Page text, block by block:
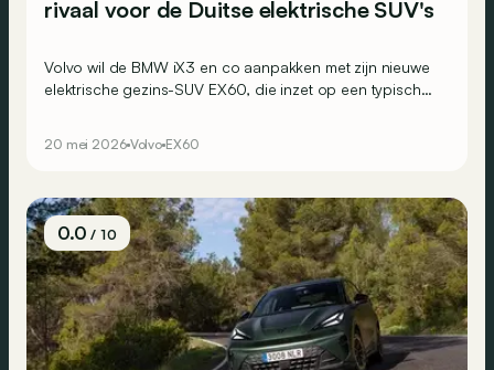
rivaal voor de Duitse elektrische SUV's
Volvo wil de BMW iX3 en co aanpakken met zijn nieuwe
elektrische gezins-SUV EX60, die inzet op een typisch
20 mei 2026 Volvo EX60
0.0/ 10